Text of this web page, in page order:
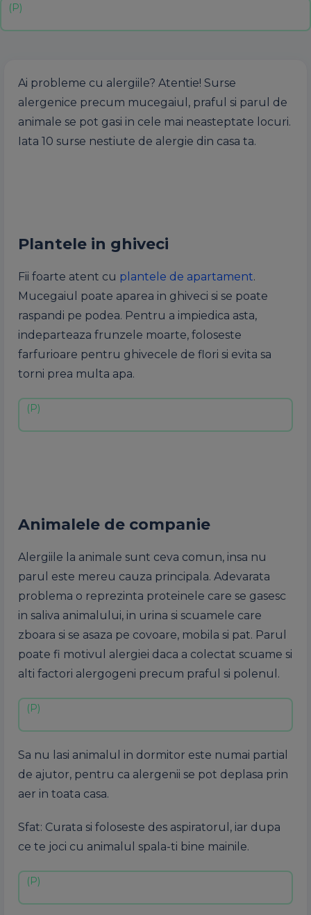
Ai probleme cu alergiile? Atentie! Surse
alergenice precum mucegaiul, praful si parul de
animale se pot gasi in cele mai neasteptate locuri.
Iata 10 surse nestiute de alergie din casa ta.
Plantele in ghiveci
Fii foarte atent cu plantele de apartament.
Mucegaiul poate aparea in ghiveci si se poate
raspandi pe podea. Pentru a impiedica asta,
indeparteaza frunzele moarte, foloseste
farfurioare pentru ghivecele de flori si evita sa
torni prea multa apa.
Animalele de companie
Alergiile la animale sunt ceva comun, insa nu
parul este mereu cauza principala. Adevarata
problema o reprezinta proteinele care se gasesc
in saliva animalului, in urina si scuamele care
zboara si se asaza pe covoare, mobila si pat. Parul
poate fi motivul alergiei daca a colectat scuame si
alti factori alergogeni precum praful si polenul.
Sa nu lasi animalul in dormitor este numai partial
de ajutor, pentru ca alergenii se pot deplasa prin
aer in toata casa.
Sfat: Curata si foloseste des aspiratorul, iar dupa
ce te joci cu animalul spala-ti bine mainile.